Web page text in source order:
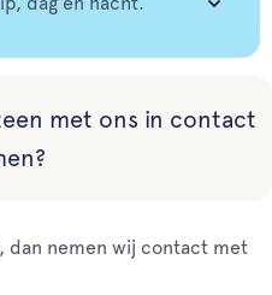
met ons in contact
dan nemen wij contact met